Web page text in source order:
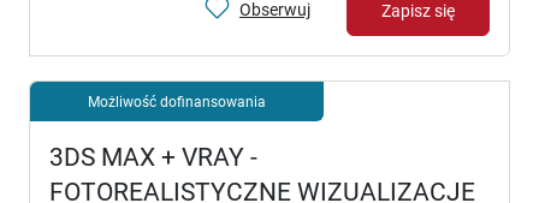
Obserwuj Zapisz się
Możliwość dofinansowania
3DS MAX + VRAY -
FOTOREALISTYCZNE WIZUALIZACJE